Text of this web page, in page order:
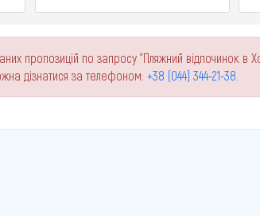
пропозицій по запросу "Пляжний відпочинок в
дізнатися за телефоном: +38 (044) 344-21-38